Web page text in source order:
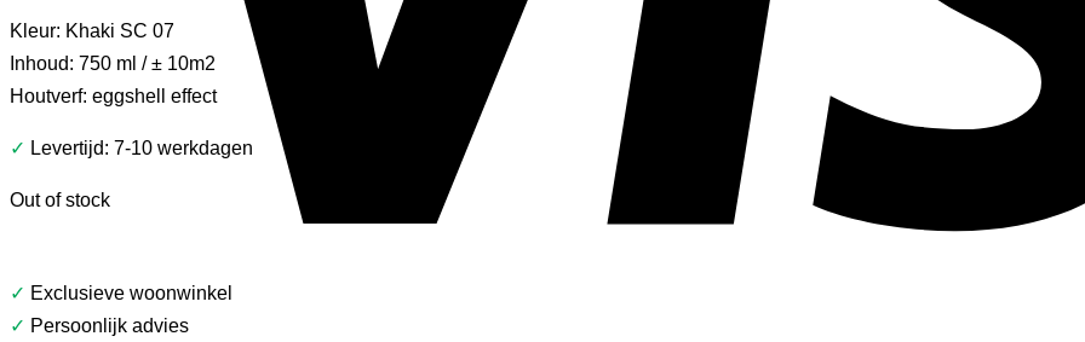
Kleur: Khaki SC 07
Inhoud: 750 ml / ± 10m2
Houtverf: eggshell effect
✓ Levertijd: 7-10 werkdagen
Out of stock
✓ Exclusieve woonwinkel
✓ Persoonlijk advies